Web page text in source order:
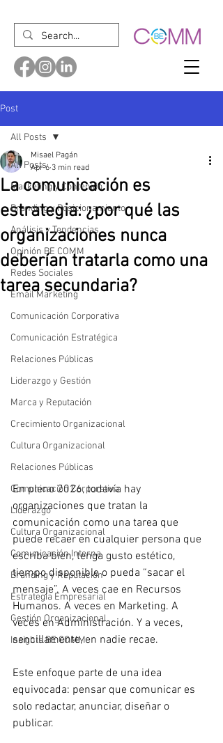
Post
All Posts
Marketing y Contenido
Branding y Posicionamiento
Análisis y Tendencias
Opinión BE COMM
Redes Sociales
Email Marketing
Comunicación Corporativa
Comunicación Estratégica
Relaciones Públicas
Liderazgo y Gestión
Marca y Reputación
Crecimiento Organizacional
Cultura Organizacional
Relaciones Públicas
Comunicación Corporativa
Liderazgo
Cultura Organizacional
Comunicación Interna
Branding y Reputación
Estrategia Empresarial
Gestión Organizacional
Insights BE COMM
All Posts
La comunicación es
estrategia: ¿por qué las
organizaciones nunca
deberían tratarla como una
tarea secundaria?
Misael Pagán
Apr 6 3 min read
En pleno 2026, todavía hay
organizaciones que tratan la
comunicación como una tarea que
puede recaer en cualquier persona que
escriba bien, tenga gusto estético,
tiempo disponible o pueda “sacar el
mensaje”. A veces cae en Recursos
Humanos. A veces en Marketing. A
veces en Administración. Y a veces,
sencillamente, en nadie recae.
Este enfoque parte de una idea
equivocada: pensar que comunicar es
solo redactar, anunciar, diseñar o
publicar.